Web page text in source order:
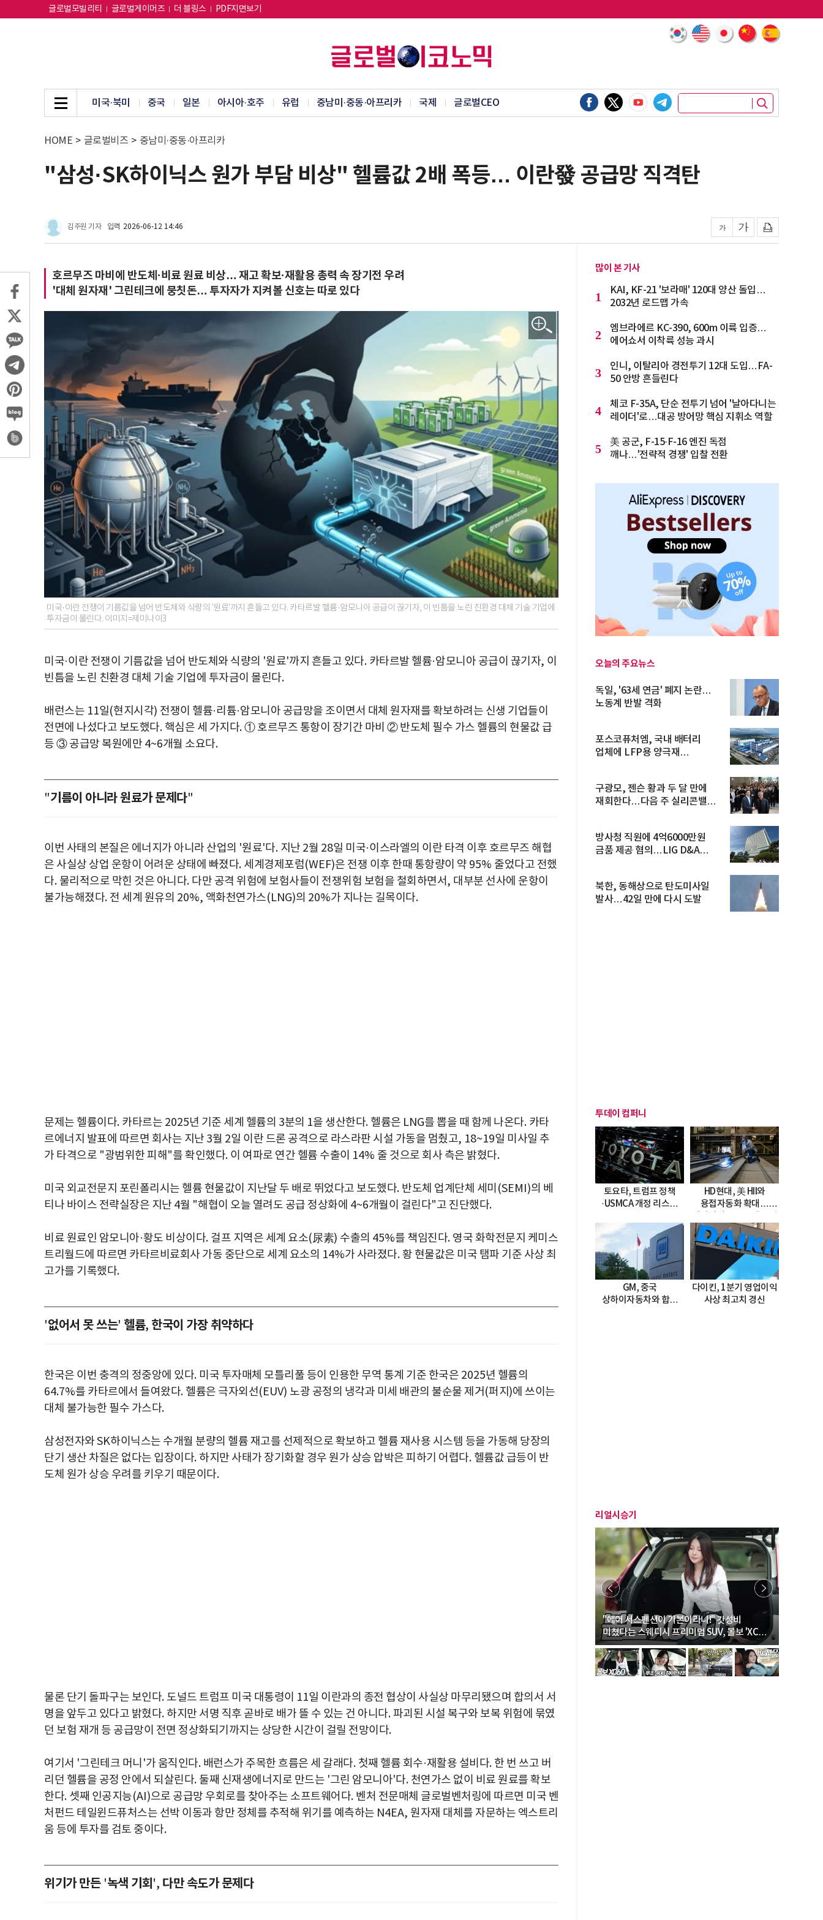
글로벌모빌리티 글로벌게이머즈 더 블링스 PDF지면보기
미국·북미 중국 일본 아시아·호주 유럽 중남미·중동·아프리카 국제 글로벌CEO
HOME > 글로벌비즈 > 중남미·중동·아프리카
"삼성·SK하이닉스 원가 부담 비상" 헬륨값 2배 폭등… 이란發 공급망 직격탄
김주원 기자 입력 2026-06-12 14:46
호르무즈 마비에 반도체·비료 원료 비상… 재고 확보·재활용 총력 속 장기전 우려
'대체 원자재' 그린테크에 뭉칫돈… 투자자가 지켜볼 신호는 따로 있다
미국·이란 전쟁이 기름값을 넘어 반도체와 식량의 '원료'까지 흔들고 있다. 카타르발 헬륨·암모니아 공급이 끊기자, 이 빈틈을 노린 친환경 대체 기술 기업에
투자금이 몰린다. 이미지=제미나이3
미국·이란 전쟁이 기름값을 넘어 반도체와 식량의 '원료'까지 흔들고 있다. 카타르발 헬륨·암모니아 공급이 끊기자, 이
빈틈을 노린 친환경 대체 기술 기업에 투자금이 몰린다.
배런스는 11일(현지시각) 전쟁이 헬륨·리튬·암모니아 공급망을 조이면서 대체 원자재를 확보하려는 신생 기업들이
전면에 나섰다고 보도했다.핵심은 세 가지다.① 호르무즈 통항이 장기간 마비 ② 반도체 필수 가스 헬륨의 현물값 급
등 ③ 공급망 복원에만 4~6개월 소요다.
"기름이 아니라 원료가 문제다"
이번 사태의 본질은 에너지가 아니라 산업의 '원료'다. 지난 2월 28일 미국·이스라엘의 이란 타격 이후 호르무즈 해협
은 사실상 상업 운항이 어려운 상태에 빠졌다. 세계경제포럼(WEF)은 전쟁 이후 한때 통항량이 약 95% 줄었다고 전했
다. 물리적으로 막힌 것은 아니다. 다만 공격 위험에 보험사들이 전쟁위험 보험을 철회하면서, 대부분 선사에 운항이
불가능해졌다. 전 세계 원유의 20%, 액화천연가스(LNG)의 20%가 지나는 길목이다.
문제는 헬륨이다. 카타르는 2025년 기준 세계 헬륨의 3분의 1을 생산한다. 헬륨은 LNG를 뽑을 때 함께 나온다. 카타
르에너지 발표에 따르면 회사는 지난 3월 2일 이란 드론 공격으로 라스라판 시설 가동을 멈췄고, 18~19일 미사일 추
가 타격으로 "광범위한 피해 "를 확인했다. 이 여파로 연간 헬륨 수출이 14% 줄 것으로 회사 측은 밝혔다.
미국 외교전문지 포린폴리시는 헬륨 현물값이 지난달 두 배로 뛰었다고 보도했다. 반도체 업계단체 세미 (SEMI)의 베
티나 바이스 전략실장은 지난 4월 "해협이 오늘 열려도 공급 정상화에 4~6개월이 걸린다"고 진단했다.
비료 원료인 암모니아·황도 비상이다. 걸프 지역은 세계 요소(尿素) 수출의 45%를 책임진다. 영국 화학전문지 케미스
트리월드에 따르면 카타르비료회사 가동 중단으로 세계 요소의 14%가 사라졌다.황 현물값은 미국 탬파 기준 사상 최
고가를 기록했다.
'없어서 못 쓰는' 헬륨, 한국이 가장 취약하다
한국은 이번 충격의 정중앙에 있다. 미국 투자매체 모틀리풀 등이 인용한 무역 통계 기준 한국은 2025년 헬륨의
64.7%를 카타르에서 들여왔다. 헬륨은 극자외선(EUV) 노광 공정의 냉각과 미세 배관의 불순물 제거 (퍼지 )에 쓰이는
대체 불가능한 필수 가스다.
삼성전자와SK하이닉스는 수개월 분량의 헬륨 재고를 선제적으로 확보하고 헬륨 재사용 시스템 등을 가동해 당장의
단기 생산 차질은 없다는 입장이다. 하지만 사태가 장기화할 경우 원가 상승 압박은 피하기 어렵다. 헬륨값 급등이 반
도체 원가 상승 우려를 키우기 때문이다.
물론 단기 돌파구는 보인다. 도널드 트럼프 미국 대통령이 11일 이란과의 종전 협상이 사실상 마무리됐으며 합의서 서
명을 앞두고 있다고 밝혔다. 하지만 서명 직후 곧바로 배가 뜰 수 있는 건 아니다.파괴된 시설 복구와 보복 위험에 묶였
던 보험 재개 등 공급망이 전면 정상화되기까지는 상당한 시간이 걸릴 전망이다.
여기서 '그린테크 머니 '가 움직인다. 배런스가 주목한 흐름은 세 갈래다. 첫째 헬륨 회수·재활용 설비다. 한 번 쓰고 버
리던 헬륨을 공정 안에서 되살린다. 둘째 신재생에너지로 만드는 '그린 암모니아'다. 천연가스 없이 비료 원료를 확보
한다. 셋째 인공지능(AI)으로 공급망 우회로를 찾아주는 소프트웨어다. 벤처 전문매체 글로벌벤처링에 따르면 미국 벤
처펀드 테일윈드퓨처스는 선박 이동과 항만 정체를 추적해 위기를 예측하는 N4EA, 원자재 대체를 자문하는 엑스트리
움 등에 투자를 검토 중이다.
위기가 만든 '녹색 기회 ', 다만 속도가 문제다
많이 본 기사
1
KAI, KF-21 '보라매' 120대 양산 돌입…
2032년 로드맵 가속
2
엠브라에르 KC-390, 600m 이륙 입증…
에어쇼서 이착륙 성능 과시
3
인니, 이탈리아 경전투기 12대 도입…FA-
50 안방 흔들린다
4
체코 F-35A, 단순 전투기 넘어 '날아다니는
레이더'로…대공 방어망 핵심 지휘소 역할
5
美 공군, F-15·F-16 엔진 독점
깨나…'전략적 경쟁' 입찰 전환
오늘의 주요뉴스
독일, '63세 연금' 폐지 논란…
노동계 반발 격화
포스코퓨처엠, 국내 배터리
업체에 LFP용 양극재
구광모, 젠슨 황과 두 달 만에
재회한다…다음 주 실리콘밸리
방사청 직원에 4억6000만원
금품 제공 혐의…LIG D&A
북한, 동해상으로 탄도미사일
발사…42일 만에 다시 도발
투데이 컴퍼니
토요타, 트럼프 정책
·USMCA 개정 리스크
HD현대, 美 HII와
용접자동화 확대…
도입
GM, 중국
상하이자동차와 합작
다이킨, 1분기 영업이익
사상 최고치 경신
리얼시승기
"에어 서스펜션이 기본이라니!" 갓성비
미쳤다는 스웨디시 프리미엄 SUV, 볼보 'XC60
B5 울트라'